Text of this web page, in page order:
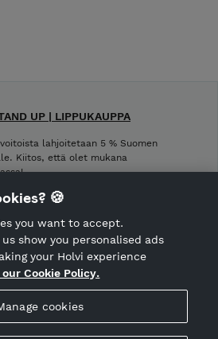
Ltd is regulated by the Financial
UP | LIPPUKAUPPA
lahjoitetaan 5 % Suomen
Kiitos, että olet mukana
🍪
you want to accept.
show you personalised ads
your Holvi experience
our Cookie Policy.
cookies